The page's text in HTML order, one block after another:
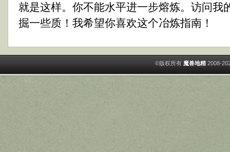
就是这样。你不能水平进一步熔炼。访问我
掘一些质！我希望你喜欢这个冶炼指南！
©版权所有 魔兽地精 2008-